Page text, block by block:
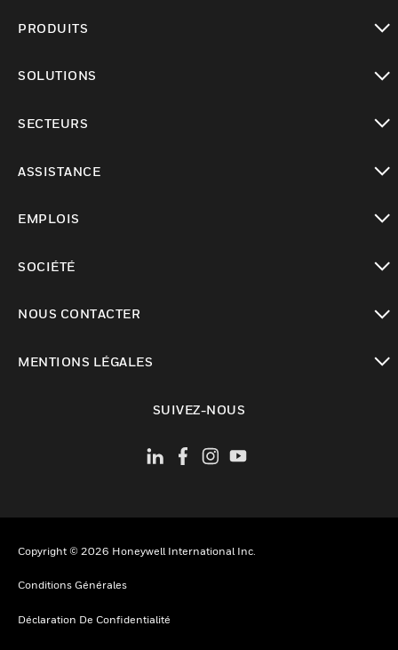
PRODUITS
SOLUTIONS
SECTEURS
ASSISTANCE
EMPLOIS
SOCIÉTÉ
NOUS CONTACTER
MENTIONS LÉGALES
SUIVEZ-NOUS
Copyright © 2026 Honeywell International Inc.
Conditions Générales
Déclaration De Confidentialité